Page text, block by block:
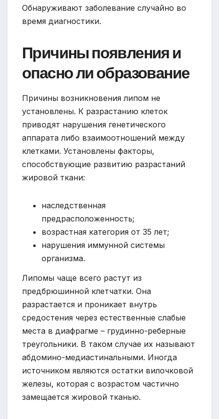
Обнаруживают заболевание случайно во
время диагностики.
Причины появления и
опасно ли образование
Причины возникновения липом не
установлены. К разрастанию клеток
приводят нарушения генетического
аппарата либо взаимоотношений между
клетками. Установлены факторы,
способствующие развитию разрастаний
жировой ткани:
наследственная
предрасположенность;
возрастная категория от 35 лет;
нарушения иммунной системы
организма.
Липомы чаще всего растут из
предбрюшинной клетчатки. Она
разрастается и проникает внутрь
средостения через естественные слабые
места в диафрагме – грудинно-реберные
треугольники. В таком случае их называют
абдомино-медиастинальными. Иногда
источником являются остатки вилочковой
железы, которая с возрастом частично
замещается жировой тканью.